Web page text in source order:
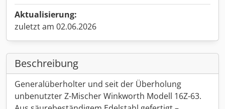
Aktualisierung:
zuletzt am 02.06.2026
Beschreibung
Generalüberholter und seit der Überholung
unbenutzter Z-Mischer Winkworth Modell 16Z-63.